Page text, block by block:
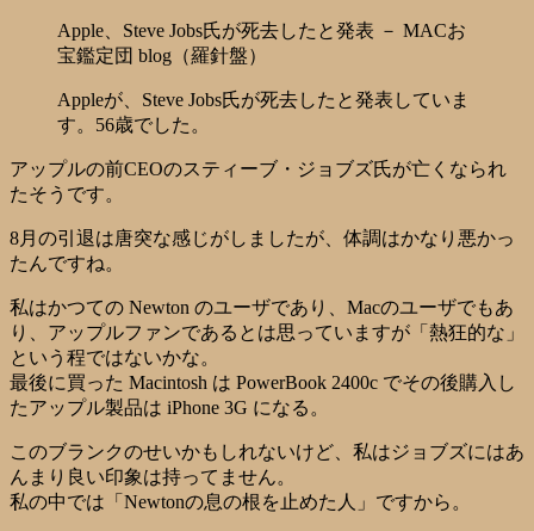
Apple、Steve Jobs氏が死去したと発表 － MACお
宝鑑定団 blog（羅針盤）
Appleが、Steve Jobs氏が死去したと発表していま
す。56歳でした。
アップルの前CEOのスティーブ・ジョブズ氏が亡くなられ
たそうです。
8月の引退は唐突な感じがしましたが、体調はかなり悪かっ
たんですね。
私はかつての Newton のユーザであり、Macのユーザでもあ
り、アップルファンであるとは思っていますが「熱狂的な」
という程ではないかな。
最後に買った Macintosh は PowerBook 2400c でその後購入し
たアップル製品は iPhone 3G になる。
このブランクのせいかもしれないけど、私はジョブズにはあ
んまり良い印象は持ってません。
私の中では「Newtonの息の根を止めた人」ですから。